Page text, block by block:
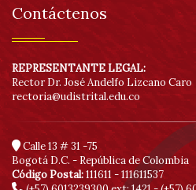
Contáctenos
REPRESENTANTE LEGAL:
Rector Dr. José Andelfo Lizcano Caro
rectoria@udistrital.edu.co
Calle 13 # 31 -75
Bogotá D.C. - República de Colombia
Código Postal:111611 - 111611537